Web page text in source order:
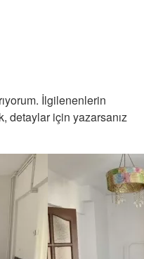
İlgilenenlerin
detaylar için yazarsanız